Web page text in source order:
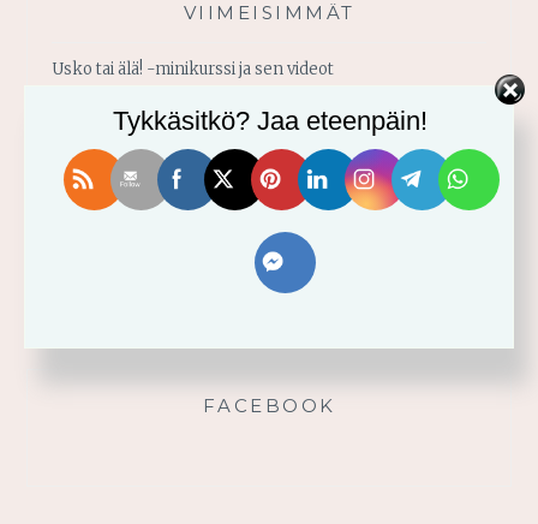
VIIMEISIMMÄT
Usko tai älä! -minikurssi ja sen videot
Vahvistu armosta!
Älä yritä omin voimin
FACEBOOK
Tykkäsitkö? Jaa eteenpäin!